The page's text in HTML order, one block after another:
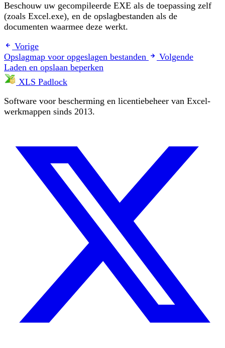
Beschouw uw gecompileerde EXE als de toepassing zelf
(zoals Excel.exe), en de opslagbestanden als de
documenten waarmee deze werkt.
Vorige
Opslagmap voor opgeslagen bestanden
Volgende
Laden en opslaan beperken
XLS Padlock
Software voor bescherming en licentiebeheer van Excel-
werkmappen sinds 2013.